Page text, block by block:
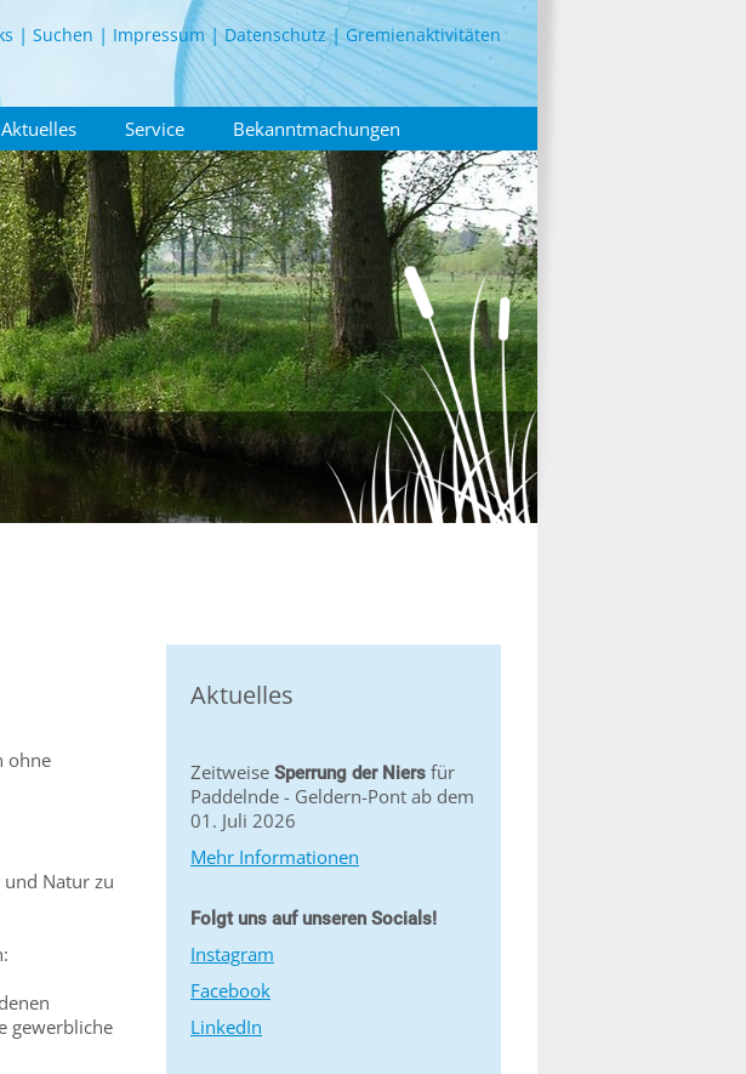
Suchen Impressum Datenschutz Gremienaktivitäten
Aktuelles Service Bekanntmachungen
ohne
Natur zu
gewerbliche
Aktuelles
Zeitweise Sperrung der Niers für
Paddelnde - Geldern-Pont ab dem
01. Juli 2026
Mehr Informationen
Folgt uns auf unseren Socials!
Instagram
Facebook
LinkedIn